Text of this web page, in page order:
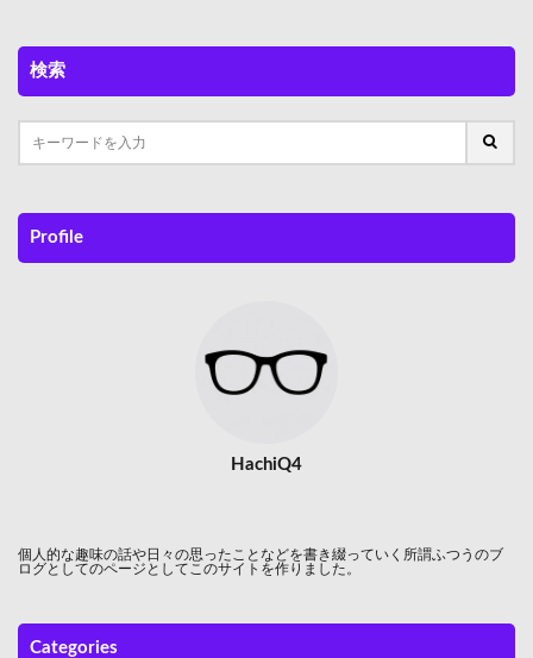
検索
Profile
HachiQ4
個人的な趣味の話や日々の思ったことなどを書き綴っていく所謂ふつうのブ
ログとしてのページとしてこのサイトを作りました。
Categories